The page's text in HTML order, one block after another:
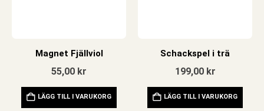
Magnet Fjällviol
55,00 kr
LÄGG TILL I VARUKORG
Schackspel i trä
199,00 kr
LÄGG TILL I VARUKORG